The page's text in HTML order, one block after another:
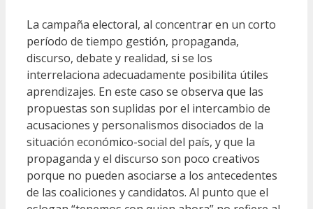
La campaña electoral, al concentrar en un corto
período de tiempo gestión, propaganda,
discurso, debate y realidad, si se los
interrelaciona adecuadamente posibilita útiles
aprendizajes. En este caso se observa que las
propuestas son suplidas por el intercambio de
acusaciones y personalismos disociados de la
situación económico-social del país, y que la
propaganda y el discurso son poco creativos
porque no pueden asociarse a los antecedentes
de las coaliciones y candidatos. Al punto que el